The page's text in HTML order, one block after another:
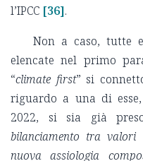
l’IPCC [36].
Non a caso, tutte
elencate nel primo
“climate first” si
riguardo a una di
2022, si sia già
bilanciamento tra valori
nuova assiologia